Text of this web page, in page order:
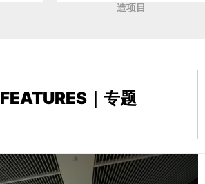
造项目
FEATURES｜专题